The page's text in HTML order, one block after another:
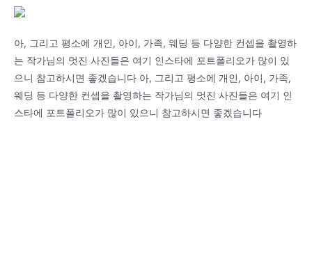
아, 그리고 평소에 개인, 아이, 가족, 웨딩 등 다양한 컨셉을 촬영하
는 작가님의 멋진 사진들은 여기 인스타에 포트폴리오가 많이 있
으니 참고하시면 좋겠습니다 아, 그리고 평소에 개인, 아이, 가족,
웨딩 등 다양한 컨셉을 촬영하는 작가님의 멋진 사진들은 여기 인
스타에 포트폴리오가 많이 있으니 참고하시면 좋겠습니다